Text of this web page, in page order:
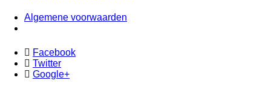
Algemene voorwaarden
Facebook
Twitter
Google+